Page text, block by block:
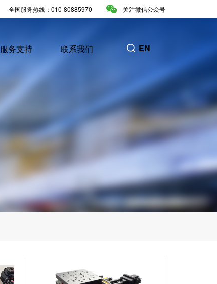
全国服务热线：010-80885970 关注微信公众号
服务支持 联系我们 EN